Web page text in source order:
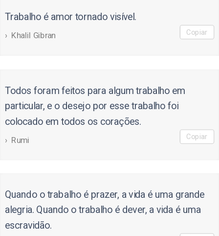
Trabalho é amor tornado visível.
Khalil Gibran Copiar
Todos foram feitos para algum trabalho em
particular, e o desejo por esse trabalho foi
colocado em todos os corações.
Rumi Copiar
Quando o trabalho é prazer, a vida é uma grande
alegria. Quando o trabalho é dever, a vida é uma
escravidão.